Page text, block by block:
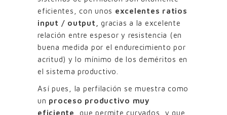
eficientes, con unos excelentes ratios
input / output, gracias a la excelente
relación entre espesor y resistencia (en
buena medida por el endurecimiento por
acritud) y lo mínimo de los deméritos en
el sistema productivo.
Así pues, la perfilación se muestra como
un proceso productivo muy
eficiente
, que permite curvados, y que